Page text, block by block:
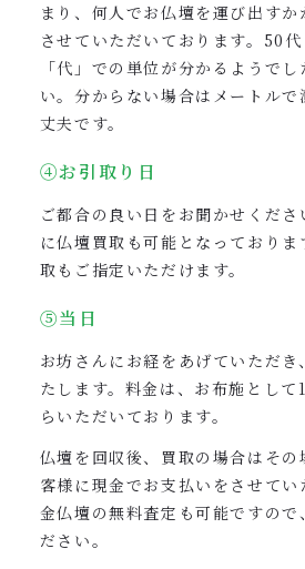
まり、何人でお仏壇を運び出す
させていただいております。50
「代」での単位が分かるようで
い。分からない場合はメートルで
丈夫です。
④お引取り日
ご都合の良い日をお聞かせくだ
に仏壇買取も可能となっており
取もご指定いただけます。
⑤当日
お坊さんにお経をあげていただき
たします。料金は、お布施として
らいただいております。
仏壇を回収後、買取の場合はその
客様に現金でお支払いをさせてい
金仏壇の無料査定も可能ですので
ださい。